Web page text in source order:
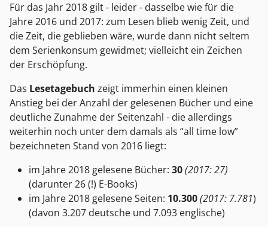
Für das Jahr 2018 gilt - leider - dasselbe wie für die
Jahre 2016 und 2017: zum Lesen blieb wenig Zeit, und
die Zeit, die geblieben wäre, wurde dann nicht seltem
dem Serienkonsum gewidmet; vielleicht ein Zeichen
der Erschöpfung.
Das Lesetagebuch zeigt immerhin einen kleinen
Anstieg bei der Anzahl der gelesenen Bücher und eine
deutliche Zunahme der Seitenzahl - die allerdings
weiterhin noch unter dem damals als “all time low”
bezeichneten Stand von 2016 liegt:
im Jahre 2018 gelesene Bücher: 30(2017: 27)
(darunter 26 (!) E-Books)
im Jahre 2018 gelesene Seiten: 10.300(2017: 7.781)
(davon 3.207 deutsche und 7.093 englische)